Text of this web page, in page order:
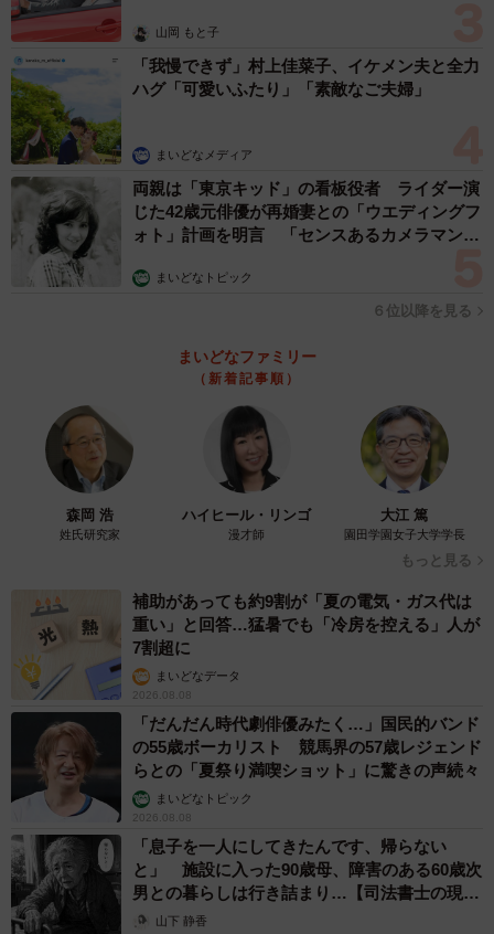
山岡 もと子
「我慢できず」村上佳菜子、イケメン夫と全力
ハグ「可愛いふたり」「素敵なご夫婦」
まいどなメディア
両親は「東京キッド」の看板役者 ライダー演
じた42歳元俳優が再婚妻との「ウエディングフ
ォト」計画を明言 「センスあるカメラマン求
まいどなトピック
６位以降を見る
まいどなファミリー
（新着記事順）
森岡 浩
姓氏研究家
ハイヒール・リンゴ
漫才師
大江 篤
園田学園女子大学学長
もっと見る
補助があっても約9割が「夏の電気・ガス代は
重い」と回答…猛暑でも「冷房を控える」人が
7割超に
まいどなデータ
2026.08.08
「だんだん時代劇俳優みたく…」国民的バンド
の55歳ボーカリスト 競馬界の57歳レジェンド
らとの「夏祭り満喫ショット」に驚きの声続々
まいどなトピック
2026.08.08
「息子を一人にしてきたんです、帰らない
と」 施設に入った90歳母、障害のある60歳次
男との暮らしは行き詰まり…【司法書士の現場
から】山下 静香